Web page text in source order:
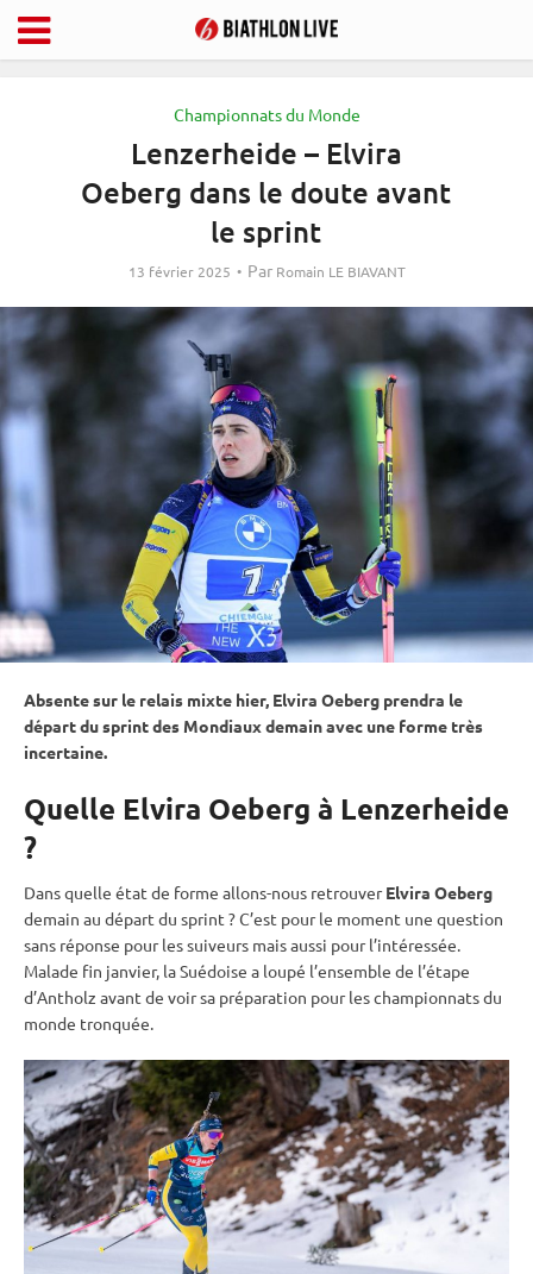
Championnats du Monde
Lenzerheide – Elvira
Oeberg dans le doute avant
le sprint
13 février 2025 Par Romain LE BIAVANT
Absente sur le relais mixte hier, Elvira Oeberg prendra le
départ dusprintdes Mondiaux demain avec une forme très
incertaine.
Quelle Elvira Oeberg à Lenzerheide
?
Dans quelle état de forme allons-nous retrouverElvira Oeberg
demain au départ du sprint ? C’est pour le moment une question
sans réponse pour les suiveurs mais aussi pour l’intéressée.
Malade fin janvier, la Suédoise a loupé l’ensemble de l’étape
d’Antholz avant de voir sa préparation pour leschampionnats du
monde tronquée.